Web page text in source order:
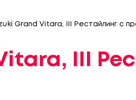
Grand Vitara, III Рестайлинг с
III